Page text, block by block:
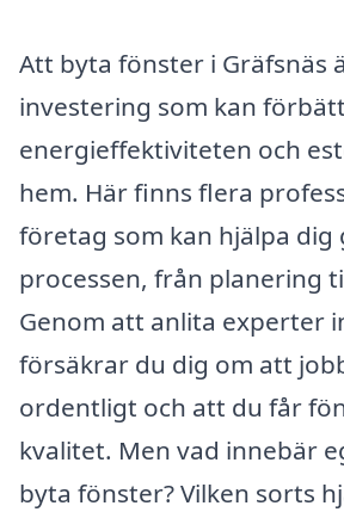
Att byta fönster i Gräfsnäs
investering som kan
energieffektiviteten och
hem. Här finns flera
företag som kan hjälpa dig
processen, från planering
Genom att anlita experter
försäkrar du dig om att
ordentligt och att du får
kvalitet. Men vad innebär
byta fönster? Vilken sorts